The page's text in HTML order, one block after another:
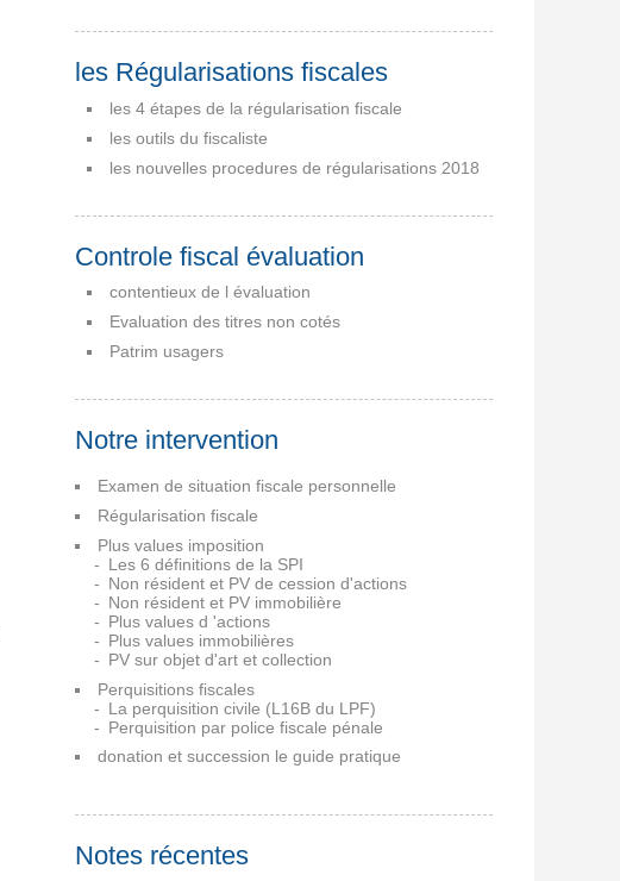
les Régularisations fiscales
les 4 étapes de la régularisation fiscale
les outils du fiscaliste
les nouvelles procedures de régularisations 2018
Controle fiscal évaluation
contentieux de l évaluation
Evaluation des titres non cotés
Patrim usagers
Notre intervention
Examen de situation fiscale personnelle
Régularisation fiscale
Plus values imposition
Les 6 définitions de la SPI
Non résident et PV de cession d'actions
Non résident et PV immobilière
Plus values d 'actions
Plus values immobilières
PV sur objet d'art et collection
Perquisitions fiscales
La perquisition civile (L16B du LPF)
Perquisition par police fiscale pénale
donation et succession le guide pratique
Notes récentes